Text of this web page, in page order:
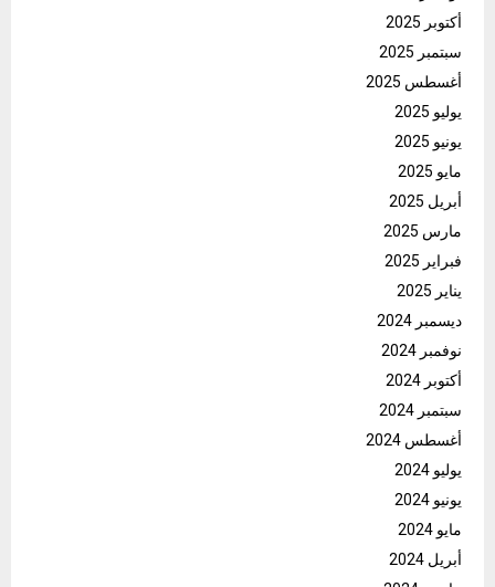
أكتوبر 2025
سبتمبر 2025
أغسطس 2025
يوليو 2025
يونيو 2025
مايو 2025
أبريل 2025
مارس 2025
فبراير 2025
يناير 2025
ديسمبر 2024
نوفمبر 2024
أكتوبر 2024
سبتمبر 2024
أغسطس 2024
يوليو 2024
يونيو 2024
مايو 2024
أبريل 2024